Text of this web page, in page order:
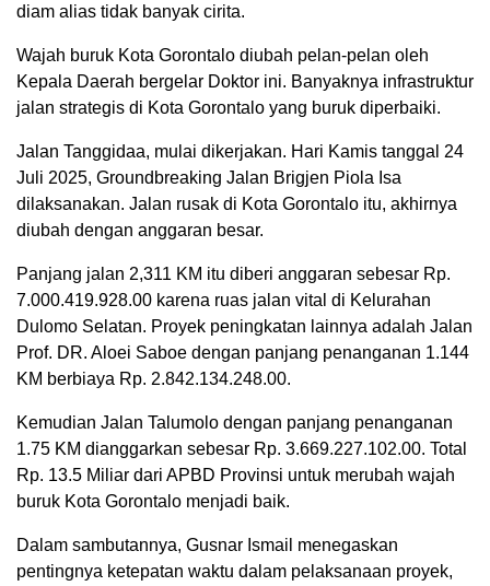
diam alias tidak banyak cirita.
Wajah buruk Kota Gorontalo diubah pelan-pelan oleh
Kepala Daerah bergelar Doktor ini. Banyaknya infrastruktur
jalan strategis di Kota Gorontalo yang buruk diperbaiki.
Jalan Tanggidaa, mulai dikerjakan. Hari Kamis tanggal 24
Juli 2025, Groundbreaking Jalan Brigjen Piola Isa
dilaksanakan. Jalan rusak di Kota Gorontalo itu, akhirnya
diubah dengan anggaran besar.
Panjang jalan 2,311 KM itu diberi anggaran sebesar Rp.
7.000.419.928.00 karena ruas jalan vital di Kelurahan
Dulomo Selatan. Proyek peningkatan lainnya adalah Jalan
Prof. DR. Aloei Saboe dengan panjang penanganan 1.144
KM berbiaya Rp. 2.842.134.248.00.
Kemudian Jalan Talumolo dengan panjang penanganan
1.75 KM dianggarkan sebesar Rp. 3.669.227.102.00. Total
Rp. 13.5 Miliar dari APBD Provinsi untuk merubah wajah
buruk Kota Gorontalo menjadi baik.
Dalam sambutannya, Gusnar Ismail menegaskan
pentingnya ketepatan waktu dalam pelaksanaan proyek,